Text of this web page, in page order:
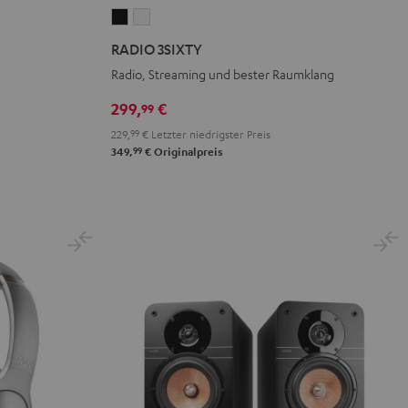
RADIO 3SIXTY
Radio, Streaming und bester Raumklang
299,99 €
229,99 € Letzter niedrigster Preis
349,99 € Originalpreis